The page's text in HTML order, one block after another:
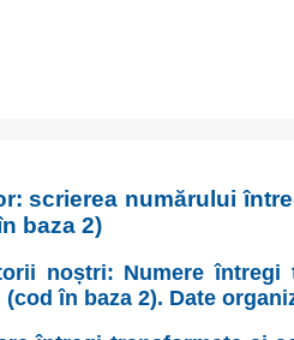
scrierea numărului
baza 2)
noștri: Numere
în baza 2). Date